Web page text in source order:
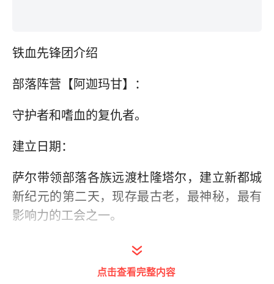
铁血先锋团介绍
部落阵营【阿迦玛甘】：
守护者和嗜血的复仇者。
建立日期：
萨尔带领部落各族远渡杜隆塔尔，建立新都城
新纪元的第二天，现存最古老，最神秘，最有
影响力的工会之一。
为了部落，为了荣耀，战斗！
点击查看完整内容